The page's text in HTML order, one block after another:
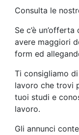
Consulta le
Se c’è
avere maggiori
form ed
Ti consigliamo
lavoro che trovi
tuoi studi e
lavoro.
Gli annunci